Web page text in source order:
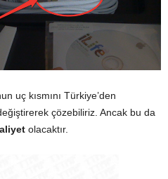
uç kısmını Türkiye’den
çözebiliriz. Ancak bu da
olacaktır.